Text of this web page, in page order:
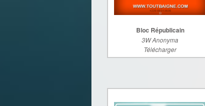
Bloc Républicain
3W Anonyma
Télécharger